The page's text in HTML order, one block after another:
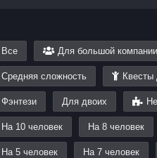
Все Для большой компании
Средняя сложность Квесты
Фэнтези Для двоих
На 10 человек На 8 человек
На 5 человек На 7 человек